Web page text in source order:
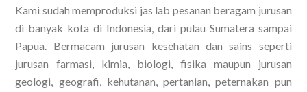
Kami sudah memproduksi jas lab pesanan beragam jurusan
di banyak kota di Indonesia, dari pulau Sumatera sampai
Papua. Bermacam jurusan kesehatan dan sains seperti
jurusan farmasi, kimia, biologi, fisika maupun jurusan
geologi, geografi, kehutanan, pertanian, peternakan pun